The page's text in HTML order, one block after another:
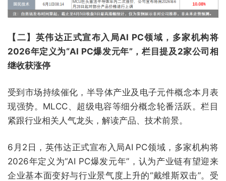
【二】英伟达正式宣布入局AI PC领域，多家机构将
2026年定义为“AI PC爆发元年”，栏目提及2家公司相
继收获涨停
受到市场持续催化，半导体产业及电子元件概念本月表
现强势。MLCC、超级电容等细分概念轮番活跃。栏目
紧跟行业相关人气龙头，解读产品、技术前景。
6月2日，英伟达正式宣布入局AI PC领域，多家机构将
2026年定义为“AI PC爆发元年”，认为产业链有望迎来
企业基本面变好与行业景气度上升的“戴维斯双击”。受